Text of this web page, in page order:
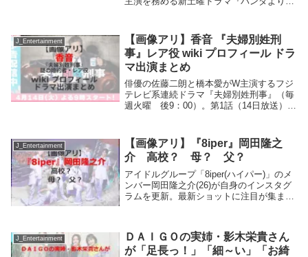
司(生田斗真)の研究室で助手を務める村上
野乃...
J_Entertainment
【画像アリ】香音 『夫婦別姓刑
事』レア役 wiki プロフィール ドラ
マ出演まとめ
俳優の佐藤二朗と橋本愛がW主演するフジ
テレビ系連続ドラマ『夫婦別姓刑事』（毎
週火曜 後9：00）。第1話（14日放送）に
する謎の婚約者・レア役を香音さんが演じ
る。...
J_Entertainment
【画像アリ】『8iper』岡田隆之
介 高校？ 母？ 父？
アイドルグループ「8iper(ハイパー)」のメ
ンバー岡田隆之介(26)が自身のインスタグ
ラムを更新。最新ショットに注目が集まっ
Instagramで見る岡田 隆之...
J_Entertainment
ＤＡＩＧＯの実姉・影木栄貴さん
が「足長っ！」「細～い」「お綺